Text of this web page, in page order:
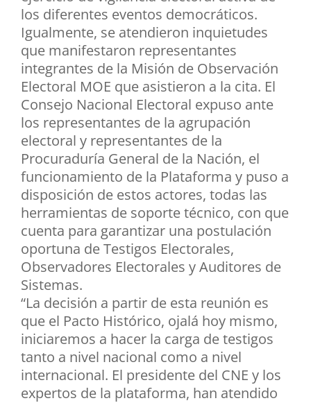
los diferentes eventos democráticos.
Igualmente, se atendieron inquietudes
que manifestaron representantes
integrantes de la Misión de Observación
Electoral MOE que asistieron a la cita. El
Consejo Nacional Electoral expuso ante
los representantes de la agrupación
electoral y representantes de la
Procuraduría General de la Nación, el
funcionamiento de la Plataforma y puso a
disposición de estos actores, todas las
herramientas de soporte técnico, con que
cuenta para garantizar una postulación
oportuna de Testigos Electorales,
Observadores Electorales y Auditores de
Sistemas.
“La decisión a partir de esta reunión es
que el Pacto Histórico, ojalá hoy mismo,
iniciaremos a hacer la carga de testigos
tanto a nivel nacional como a nivel
internacional. El presidente del CNE y los
expertos de la plataforma, han atendido